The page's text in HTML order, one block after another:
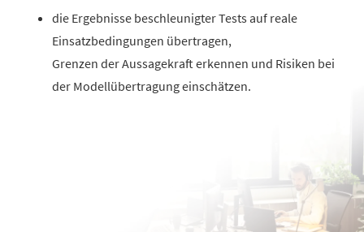
die Ergebnisse beschleunigter Tests auf reale
Einsatzbedingungen übertragen,
Grenzen der Aussagekraft erkennen und Risiken bei
der Modellübertragung einschätzen.